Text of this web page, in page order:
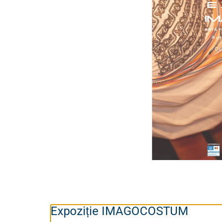
Expoziție IMAGOCOSTUM